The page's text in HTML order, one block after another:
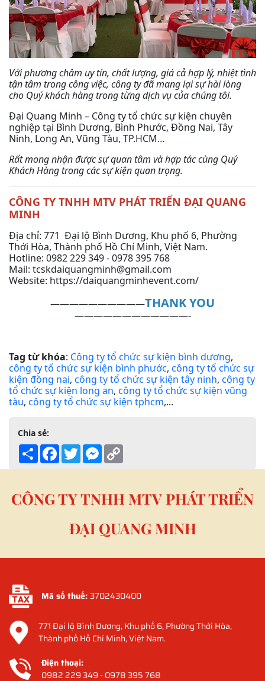
Với phương châm uy tín, chất lượng, giá cả hợp lý, nhiệt tình
tận tâm trong công việc, công ty đã mang lại sự hài lòng
cho Quý khách hàng trong từng dịch vụ của chúng tôi.
Đại Quang Minh – Công ty tổ chức sự kiện chuyên
nghiệp tại Bình Dương, Bình Phước, Đồng Nai, Tây
Ninh, Long An, Vũng Tàu, TP.HCM…
Rất mong nhận được sự quan tâm và hợp tác cùng Quý
Khách Hàng trong các sự kiện quan trọng.
CÔNG TY TNHH MTV PHÁT TRIỂN ĐẠI QUANG
MINH
Địa chỉ: 771 Đại lộ Bình Dương, Khu phố 6, Phường
Thới Hòa, Thành phố Hồ Chí Minh, Việt Nam.
Hotline: 0982 229 349 - 0978 395 768
Mail: tcskdaiquangminh@gmail.com
Website: https://daiquangminhevent.com/
——————————THANK YOU
————————————-
Tag từ khóa: Công ty tổ chức sự kiện bình dương,
công ty tổ chức sự kiện bình phước, công ty tổ chức sự
kiện đồng nai, công ty tổ chức sự kiện tây ninh, công ty
tổ chức sự kiện long an, công ty tổ chức sự kiện vũng
tàu, công ty tổ chức sự kiện tphcm,...
Chia sẻ:
Share Facebook
TwitterMessenger
CÔNG TY TNHH MTV PHÁT TRIỂN
ĐẠI QUANG MINH
Mã số thuế:3702430400
771 Đại lộ Bình Dương, Khu phố 6, Phường Thới Hòa,
Thành phố Hồ Chí Minh, Việt Nam.
Điện thoại:
0982 229 349 - 0978 395 768